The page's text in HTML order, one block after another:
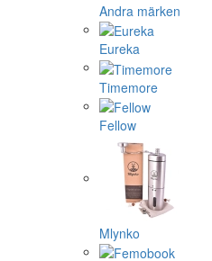
Andra märken
Eureka
Timemore
Fellow
Mlynko